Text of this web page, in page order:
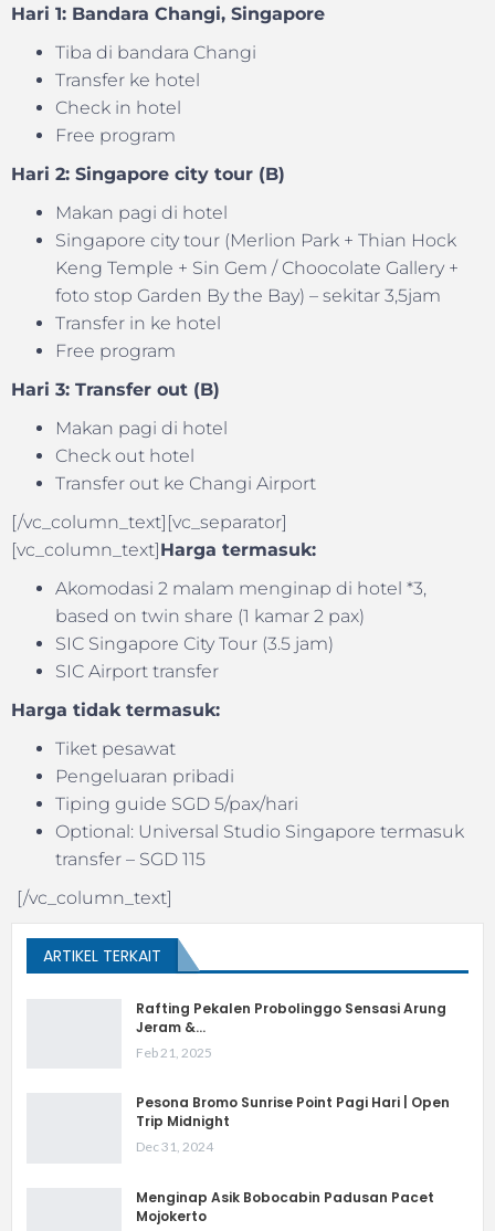
Hari 1: Bandara Changi, Singapore
Tiba di bandara Changi
Transfer ke hotel
Check in hotel
Free program
Hari 2: Singapore city tour (B)
Makan pagi di hotel
Singapore city tour (Merlion Park + Thian Hock
Keng Temple + Sin Gem / Choocolate Gallery +
foto stop Garden By the Bay) – sekitar 3,5jam
Transfer in ke hotel
Free program
Hari 3: Transfer out (B)
Makan pagi di hotel
Check out hotel
Transfer out ke Changi Airport
[/vc_column_text][vc_separator]
[vc_column_text]Harga termasuk:
Akomodasi 2 malam menginap di hotel *3,
based on twin share (1 kamar 2 pax)
SIC Singapore City Tour (3.5 jam)
SIC Airport transfer
Harga tidak termasuk:
Tiket pesawat
Pengeluaran pribadi
Tiping guide SGD 5/pax/hari
Optional: Universal Studio Singapore termasuk
transfer – SGD 115
[/vc_column_text]
ARTIKEL TERKAIT
Rafting Pekalen Probolinggo Sensasi Arung
Jeram &…
Feb 21, 2025
Pesona Bromo Sunrise Point Pagi Hari | Open
Trip Midnight
Dec 31, 2024
Menginap Asik Bobocabin Padusan Pacet
Mojokerto